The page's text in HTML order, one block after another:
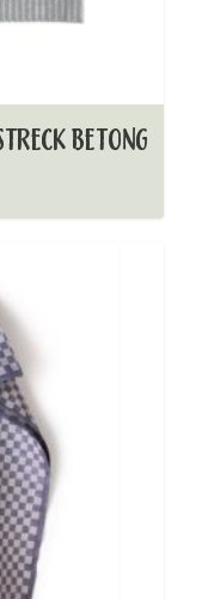
BETONG